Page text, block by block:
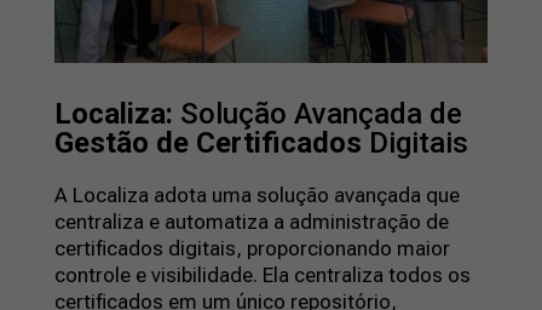
Localiza: Solução Avançada de
Gestão de Certificados Digitais
A Localiza adota uma solução avançada que
centraliza e automatiza a administração de
certificados digitais, proporcionando maior
controle e visibilidade. Ela centraliza todos os
certificados em um único repositório,